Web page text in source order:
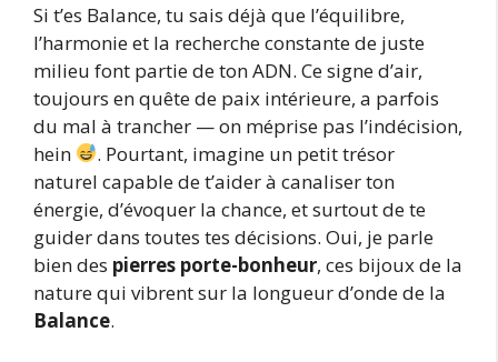
Si t’es Balance, tu sais déjà que l’équilibre,
l’harmonie et la recherche constante de juste
milieu font partie de ton ADN. Ce signe d’air,
toujours en quête de paix intérieure, a parfois
du mal à trancher — on méprise pas l’indécision,
hein
. Pourtant, imagine un petit trésor
naturel capable de t’aider à canaliser ton
énergie, d’évoquer la chance, et surtout de te
guider dans toutes tes décisions. Oui, je parle
bien des pierres porte-bonheur, ces bijoux de la
nature qui vibrent sur la longueur d’onde de la
Balance.